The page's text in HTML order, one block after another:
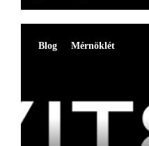
Blog Mérnöklét